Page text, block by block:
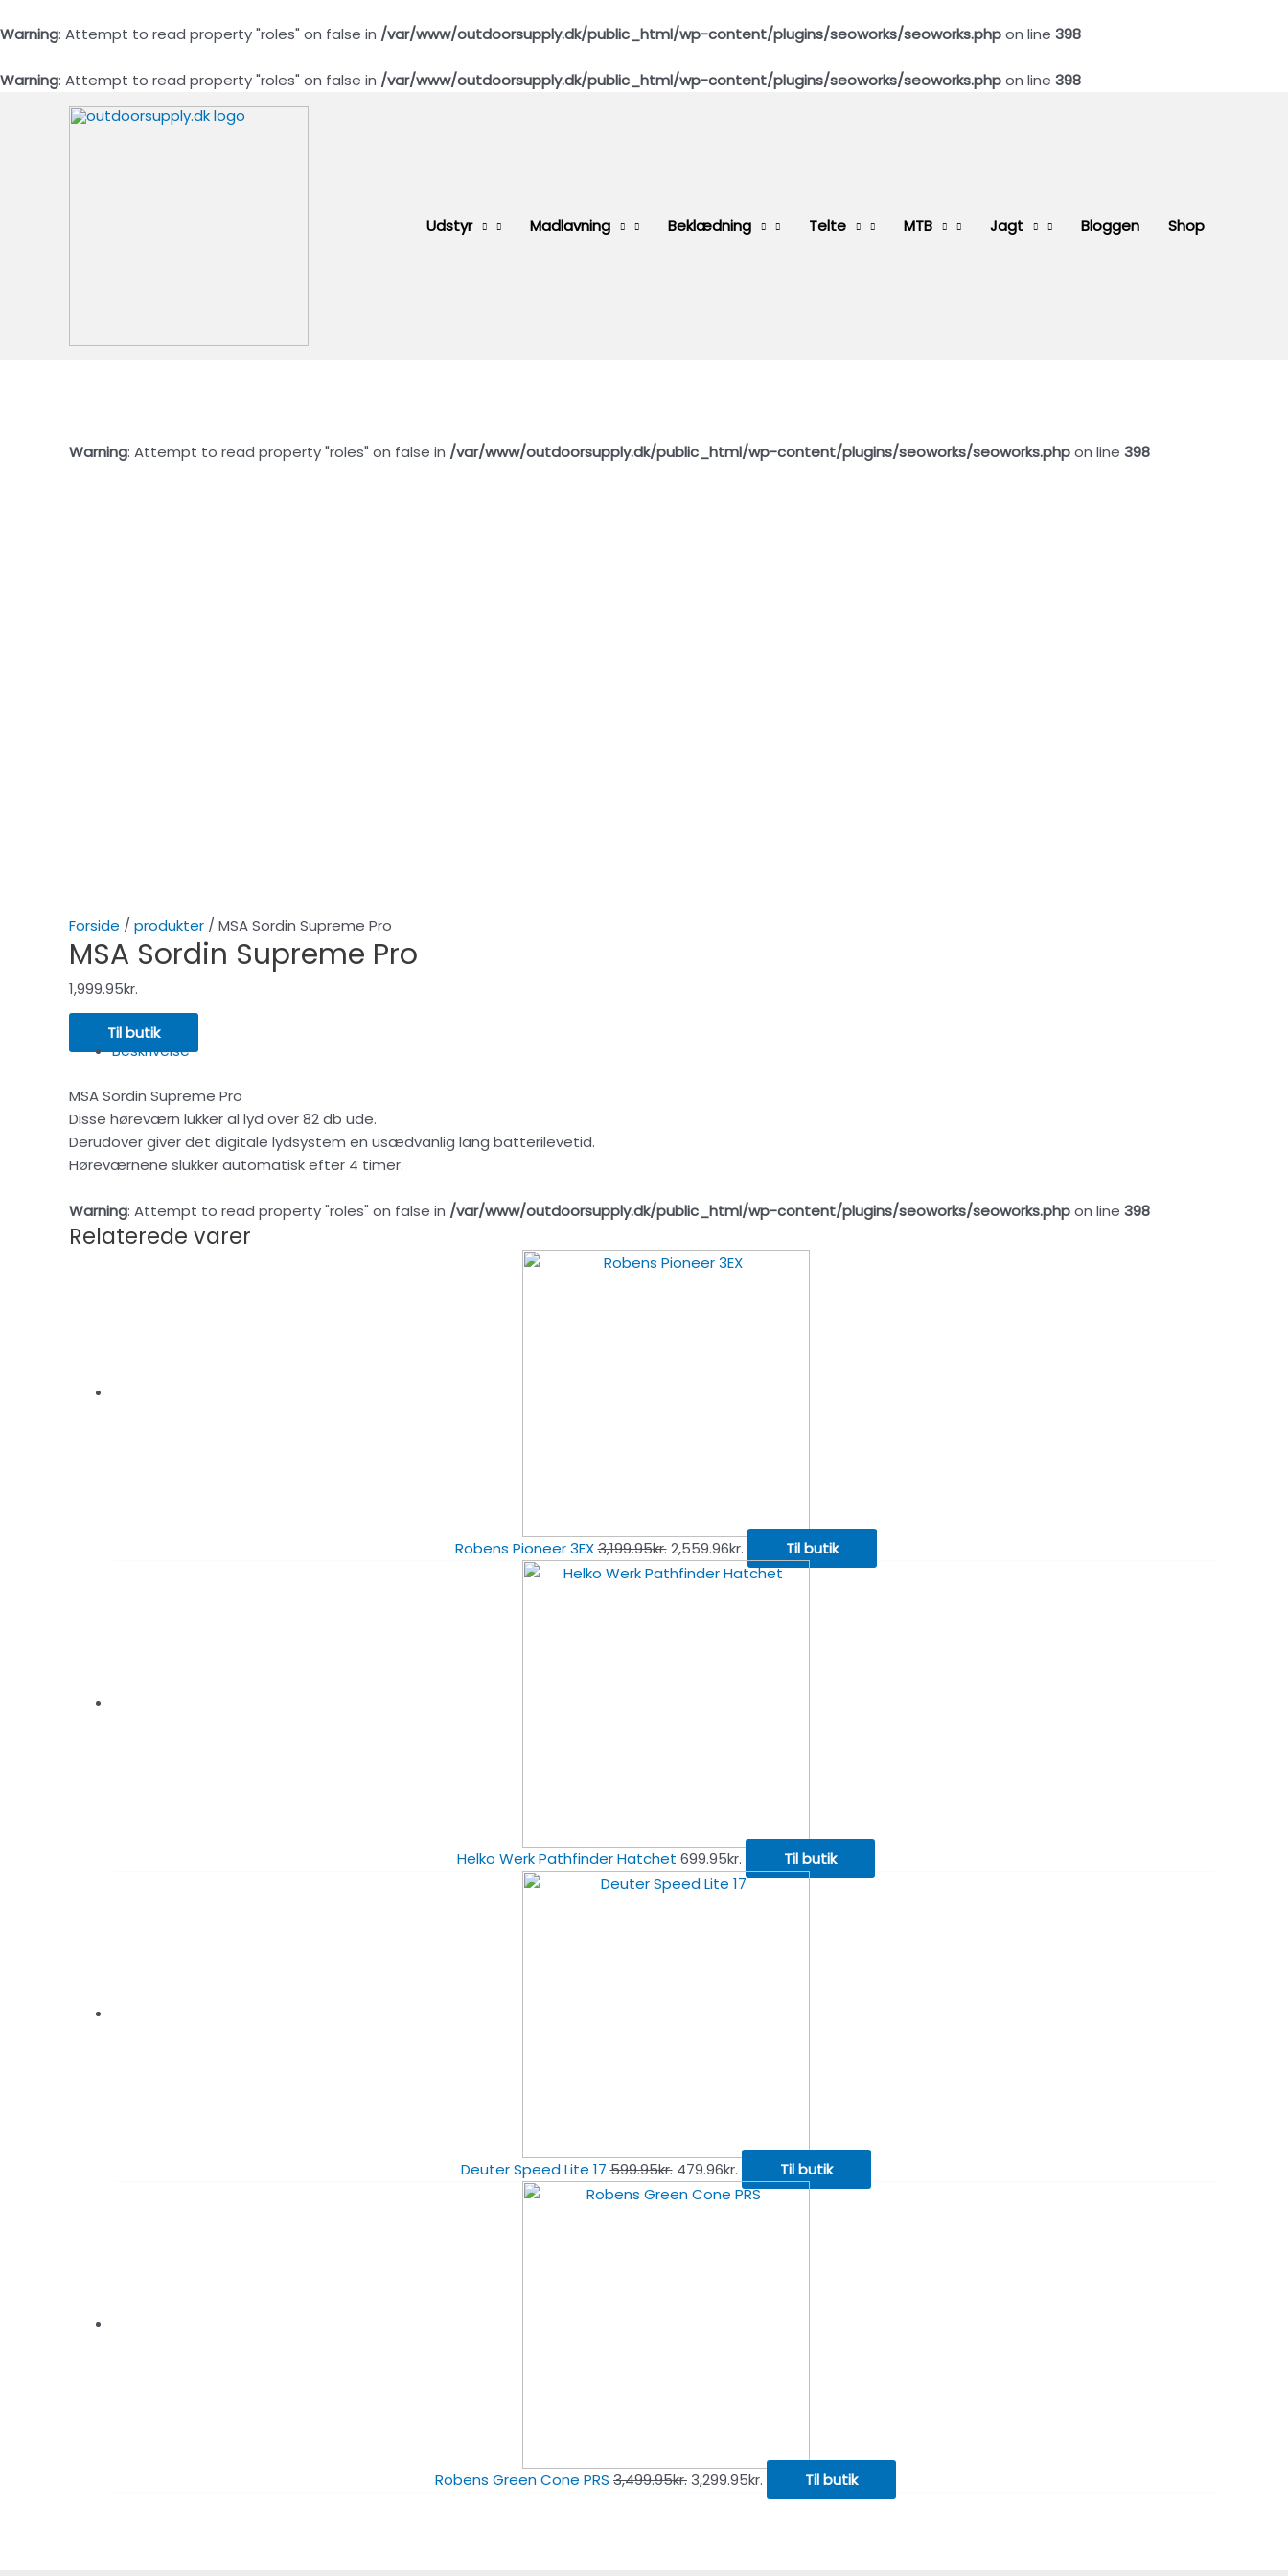
Warning: Attempt to read property "roles" on false in /var/www/outdoorsupply.dk/public_html/wp-content/plugins/seoworks/seoworks.phpon line 398
Warning: Attempt to read property "roles" on false in /var/www/outdoorsupply.dk/public_html/wp-content/plugins/seoworks/seoworks.phpon line 398
Udstyr Madlavning Beklædning Telte MTB Jagt Bloggen Shop
Warning: Attempt to read property "roles" on false in /var/www/outdoorsupply.dk/public_html/wp-content/plugins/seoworks/seoworks.phpon line 398
Forside / produkter / MSA Sordin Supreme Pro
MSA Sordin Supreme Pro
1,999.95kr.
Til butik
Beskrivelse
MSA Sordin Supreme Pro
Disse høreværn lukker al lyd over 82 db ude.
Derudover giver det digitale lydsystem en usædvanlig lang batterilevetid.
Høreværnene slukker automatisk efter 4 timer.
Warning: Attempt to read property "roles" on false in /var/www/outdoorsupply.dk/public_html/wp-content/plugins/seoworks/seoworks.phpon line 398
Relaterede varer
Robens Pioneer 3EX3,199.95kr. 2,559.96kr. Til butik
Helko Werk Pathfinder Hatchet 699.95kr. Til butik
Deuter Speed Lite 17 599.95kr. 479.96kr. Til butik
Robens Green Cone PRS 3,499.95kr.3,299.95kr. Til butik